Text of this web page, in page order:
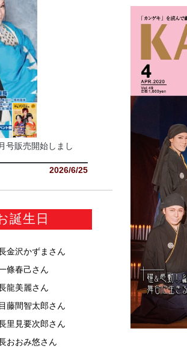
号販売開始しまし
2026/6/25
誕生日
金沢かずま さん
條春己さん
龍美麗さん
藤間智太郎さん
里見要次郎さん
おおみ悠さん